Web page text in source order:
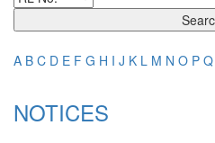
A B C D E F G H I J K L M N O P Q
NOTICES